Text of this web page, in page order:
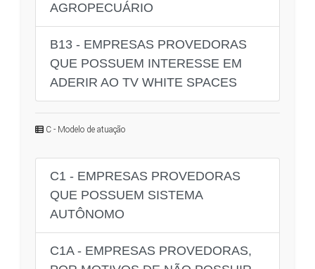
AGROPECUÁRIO
B13 - EMPRESAS PROVEDORAS
QUE POSSUEM INTERESSE EM
ADERIR AO TV WHITE SPACES
C - Modelo de atuação
C1 - EMPRESAS PROVEDORAS
QUE POSSUEM SISTEMA
AUTÔNOMO
C1A - EMPRESAS PROVEDORAS,